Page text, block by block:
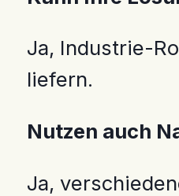
Ja, Industrie-
liefern.
Nutzen auch
Ja,